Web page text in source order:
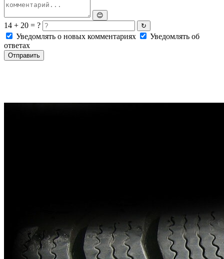
😊
14 + 20 = ? ↻
Уведомлять о новых комментариях
Уведомлять об
ответах
Отправить